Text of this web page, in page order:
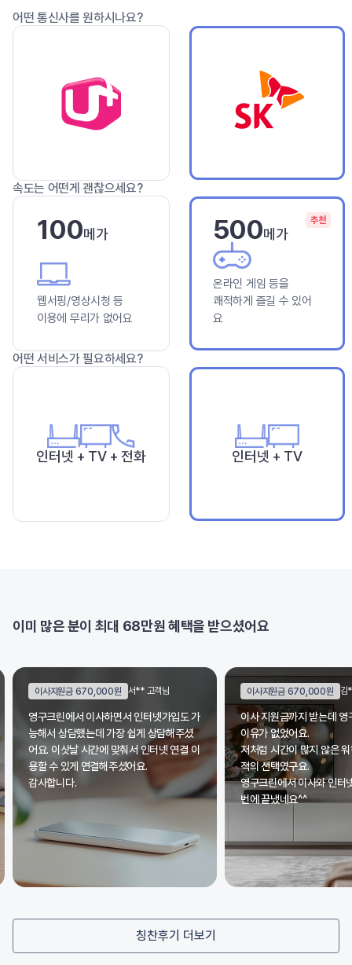
어떤 통신사를 원하시나요?
속도는 어떤게 괜찮으세요?
100메가
웹서핑/영상시청 등
이용에 무리가 없어요
추천
500메가
온라인 게임 등을
쾌적하게 즐길 수 있어
요
어떤 서비스가 필요하세요?
인터넷 + TV + 전화 인터넷 + TV
이미 많은 분이 최대 68만원 혜택을 받으셨어요
서** 고객님
서 인터넷가입도 가
장 쉽게 상담해주셨
춰서 인터넷 연결 이
셨어요.
이사지원금 670,000원 김** 고객님
이사 지원금까지 받는데 영구크린에 안할
이유가 없었어요.
저처럼 시간이 많지 않은 워킹맘에게는 최
적의 선택였구요.
영구크린에서 이사와 인터넷 가입까지 한
번에 끝냈네요^^
칭찬후기 더보기